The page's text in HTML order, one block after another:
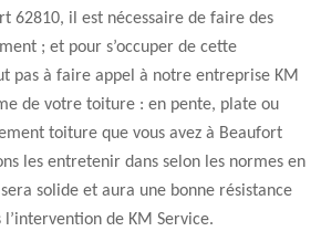
62810, il est nécessaire de faire des
; et pour s’occuper de cette
pas à faire appel à notre entreprise KM
de votre toiture : en pente, plate ou
toiture que vous avez à Beaufort
les entretenir dans selon les normes en
solide et aura une bonne résistance
de KM Service.